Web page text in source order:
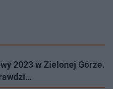
2023 w Zielonej Górze.